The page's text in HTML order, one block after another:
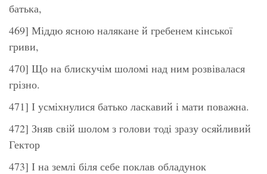
батька,
469] Міддю ясною налякане й гребенем кінської
гриви,
470] Що на блискучім шоломі над ним розвівалася
грізно.
471] І усміхнулися батько ласкавий і мати поважна.
472] Зняв свій шолом з голови тоді зразу осяйливий
Гектор
473] І на землі біля себе поклав обладунок